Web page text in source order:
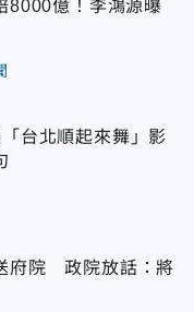
8000億！李鴻源曝
台北順起來舞」影
府院 政院放話：將